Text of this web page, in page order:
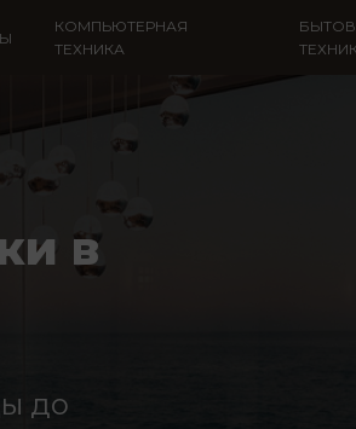
КОМПЬЮТЕРНАЯ
ТЕХНИКА
в
до